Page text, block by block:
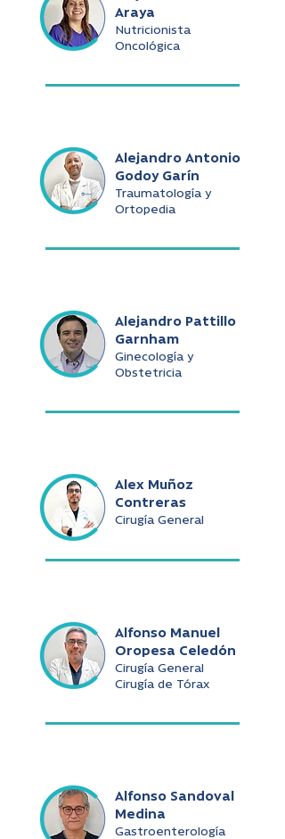
Araya
Nutricionista
Oncológica
Alejandro Antonio
Godoy Garín
Traumatología y
Ortopedia
Alejandro Pattillo
Garnham
Ginecología y
Obstetricia
Alex Muñoz
Contreras
Cirugía General
Alfonso Manuel
Oropesa Celedón
Cirugía General
Cirugía de Tórax
Alfonso Sandoval
Medina
Gastroenterología